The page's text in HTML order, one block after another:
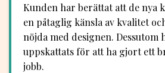
Kunden har berättat att de nya
en påtaglig känsla av kvalitet
nöjda med designen.
uppskattats för att ha gjort ett
jobb.